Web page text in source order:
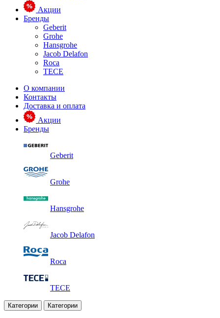
Акции
Бренды
Geberit
Grohe
Hansgrohe
Jacob Delafon
Roca
TECE
О компании
Контакты
Доставка и оплата
Акции
Бренды
Geberit
Grohe
Hansgrohe
Jacob Delafon
Roca
TECE
Категории Категории